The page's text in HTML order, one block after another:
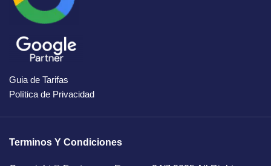
Guia de Tarifas
Política de Privacidad
Terminos Y Condiciones